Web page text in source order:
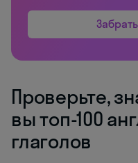
Забрать
Проверьте,
вы топ-100
глаголов